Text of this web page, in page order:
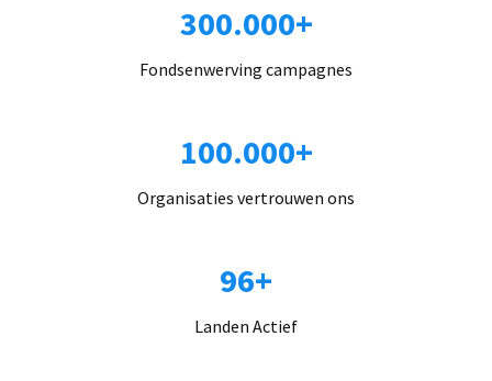
300.000+
Fondsenwerving campagnes
100.000+
Organisaties vertrouwen ons
96+
Landen Actief